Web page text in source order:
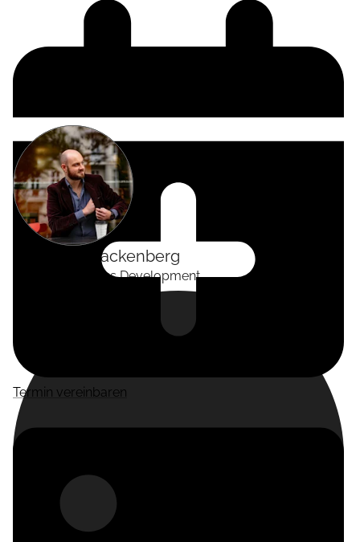
Termin vereinbaren
Tackenberg
Head of Business Development